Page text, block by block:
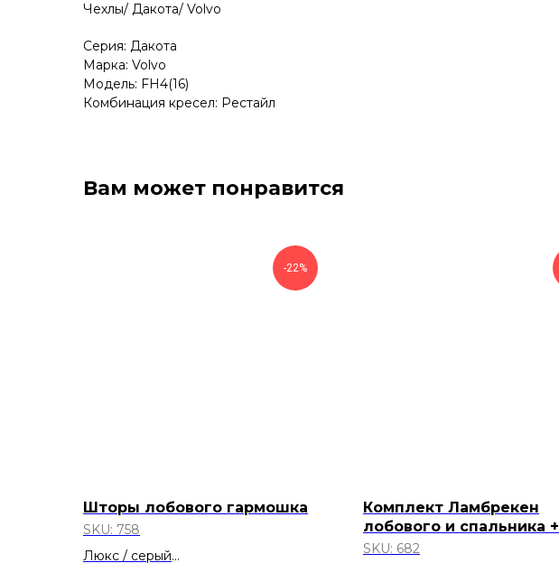
Чехлы/ Дакота/ Volvo
Серия: Дакота
Марка: Volvo
Модель: FH4(16)
Комбинация кресел: Рестайл
Вам может понравится
-22%
Шторы лобового гармошка
SKU: 758
Люкс / серый
Комплект Ламбрекен
лобового и спальника +
боковые углы
SKU: 682